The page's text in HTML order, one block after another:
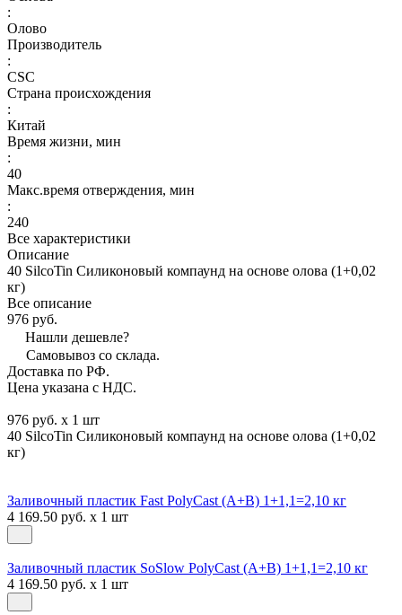
:
Олово
Производитель
:
CSC
Страна происхождения
:
Китай
Время жизни, мин
:
40
Макс.время отверждения, мин
:
240
Все характеристики
Описание
40 SilcoTin Силиконовый компаунд на основе олова (1+0,02
кг)
Все описание
976 руб.
Нашли дешевле?
Самовывоз со склада.
Доставка по РФ.
Цена указана с НДС.
976 руб. x 1 шт
40 SilcoTin Силиконовый компаунд на основе олова (1+0,02
кг)
Заливочный пластик Fast PolyCast (A+B) 1+1,1=2,10 кг
4 169.50 руб. x 1 шт
Заливочный пластик SoSlow PolyCast (A+B) 1+1,1=2,10 кг
4 169.50 руб. x 1 шт